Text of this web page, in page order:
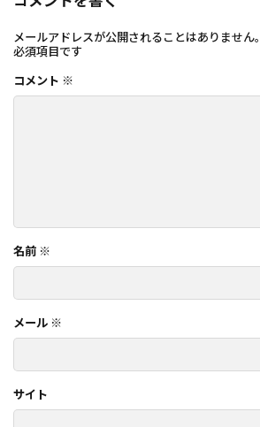
メールアドレスが公開されることはありません。
必須項目です
コメント ※
名前 ※
メール ※
サイト